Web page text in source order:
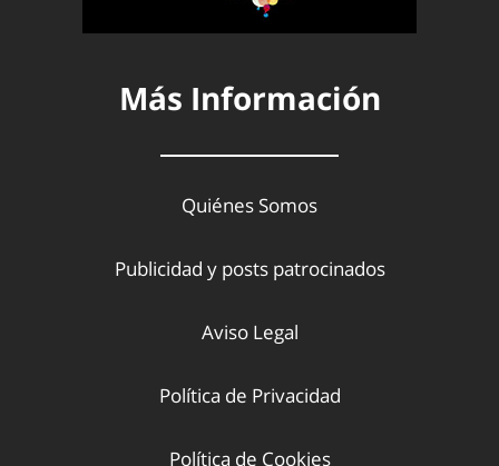
Más Información
Quiénes Somos
Publicidad y posts patrocinados
Aviso Legal
Política de Privacidad
Política de Cookies